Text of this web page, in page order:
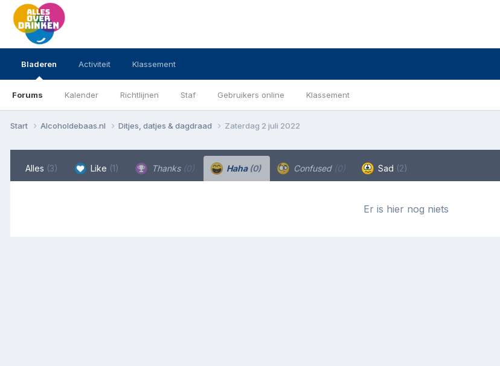
Bladeren
Forums Kalender Richtlijnen Staf Gebruikers online Klassement
Activiteit Klassement
Start Alcoholdebaas.nl Ditjes, datjes & dagdraad Zaterdag 2 juli 2022
Alles (3) Like (1) Thanks (0) Haha (0) Confused (0) Sad (2)
Er is hier nog niets